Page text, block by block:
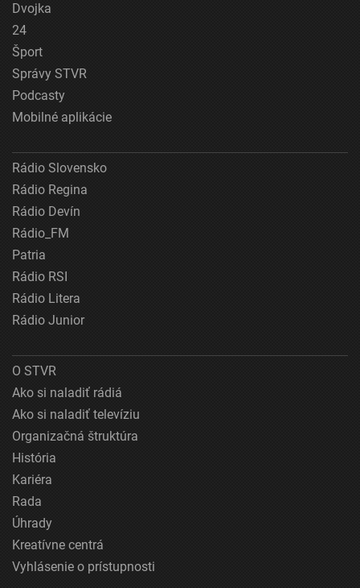
Dvojka
24
Šport
Správy STVR
Podcasty
Mobilné aplikácie
Rádio Slovensko
Rádio Regina
Rádio Devín
Rádio_FM
Patria
Rádio RSI
Rádio Litera
Rádio Junior
O STVR
Ako si naladiť rádiá
Ako si naladiť televíziu
Organizačná štruktúra
História
Kariéra
Rada
Úhrady
Kreatívne centrá
Vyhlásenie o prístupnosti